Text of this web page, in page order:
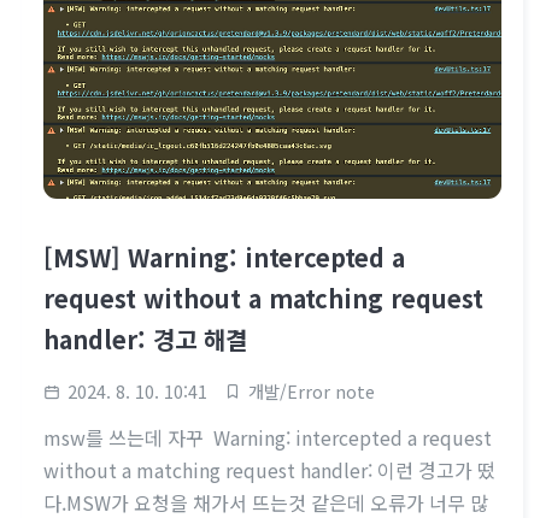
[MSW] Warning: intercepted a
request without a matching request
handler: 경고 해결
2024. 8. 10. 10:41 개발/Error note
msw를 쓰는데 자꾸 Warning: intercepted a request
without a matching request handler: 이런 경고가 떴
다.MSW가 요청을 채가서 뜨는것 같은데 오류가 너무 많